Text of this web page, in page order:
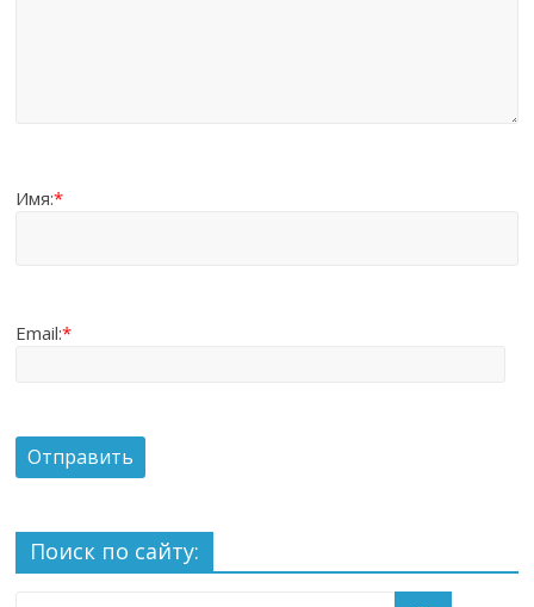
Имя:*
Email:*
Поиск по сайту: